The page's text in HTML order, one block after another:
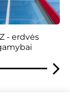
- erdvės